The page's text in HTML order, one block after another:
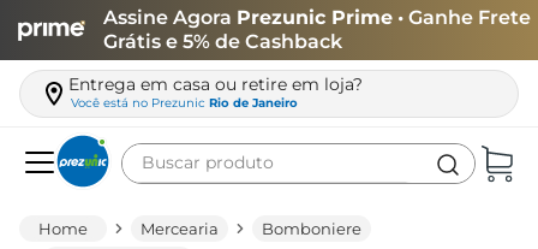
Assine Agora Prezunic Prime • Ganhe Frete
Grátis e 5% de Cashback
Entrega em casa ou retire em loja?
Você está no Prezunic Rio de Janeiro
Buscar produto
Mercearia
Bomboniere